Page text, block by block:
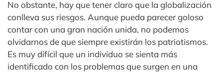
No obstante, hay que tener claro que la globalización
conlleva sus riesgos. Aunque pueda parecer goloso
contar con una gran nación unida, no podemos
olvidarnos de que siempre existirán los patriotismos.
Es muy difícil que un individuo se sienta más
identificado con los problemas que surgen en una